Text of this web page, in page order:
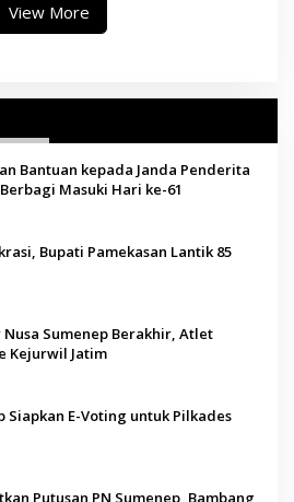
View More
Bantuan kepada Janda Penderita
Masuki Hari ke-61
Bupati Pamekasan Lantik 85
Nusa Sumenep Berakhir, Atlet
Kejurwil Jatim
Siapkan E-Voting untuk Pilkades
Putusan PN Sumenep, Bambang